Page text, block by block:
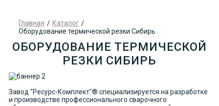
Главная
Каталог
Оборудование термической резки Сибирь
ОБОРУДОВАНИЕ ТЕРМИЧЕСКОЙ
РЕЗКИ СИБИРЬ
Завод "Ресурс-Комплект"® специализируется на разработке
и производстве профессионального сварочного